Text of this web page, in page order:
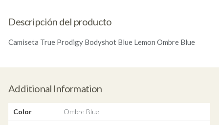
Descripción del producto
Camiseta True Prodigy Bodyshot Blue Lemon Ombre Blue
Additional Information
Color Ombre Blue